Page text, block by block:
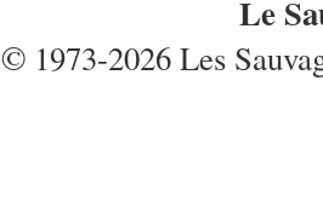
Le
© 1973-2026 Les